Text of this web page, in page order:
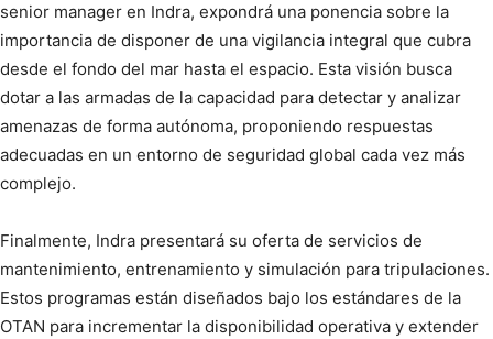
senior manager en Indra, expondrá una ponencia sobre la
importancia de disponer de una vigilancia integral que cubra
desde el fondo del mar hasta el espacio. Esta visión busca
dotar a las armadas de la capacidad para detectar y analizar
amenazas de forma autónoma, proponiendo respuestas
adecuadas en un entorno de seguridad global cada vez más
complejo.
Finalmente, Indra presentará su oferta de servicios de
mantenimiento, entrenamiento y simulación para tripulaciones.
Estos programas están diseñados bajo los estándares de la
OTAN para incrementar la disponibilidad operativa y extender